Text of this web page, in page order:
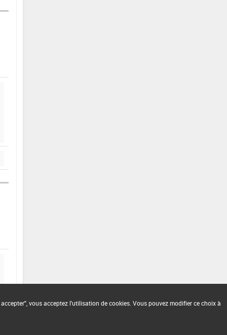
vous acceptez l'utilisation de cookies. Vous pouvez modifier ce choix à